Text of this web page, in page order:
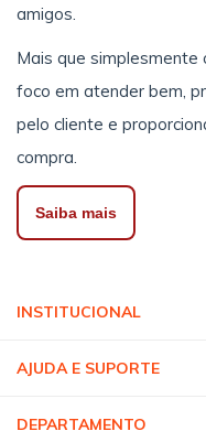
amigos.
Mais que simplesmente
foco em atender bem,
pelo cliente e
compra.
Saiba mais
INSTITUCIONAL
AJUDA E SUPORTE
DEPARTAMENTO